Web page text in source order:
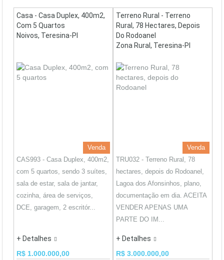
Casa - Casa Duplex, 400m2,
Com 5 Quartos
Noivos, Teresina-PI
Venda
CAS993 - Casa Duplex, 400m2,
com 5 quartos, sendo 3 suítes,
sala de estar, sala de jantar,
cozinha, área de serviços,
DCE, garagem, 2 escritór...
+ Detalhes
R$ 1.000.000,00
Terreno Rural - Terreno
Rural, 78 Hectares, Depois
Do Rodoanel
Zona Rural, Teresina-PI
Venda
TRU032 - Terreno Rural, 78
hectares, depois do Rodoanel,
Lagoa dos Afonsinhos, plano,
documentação em dia. ACEITA
VENDER APENAS UMA
PARTE DO IM...
+ Detalhes
R$ 3.000.000,00